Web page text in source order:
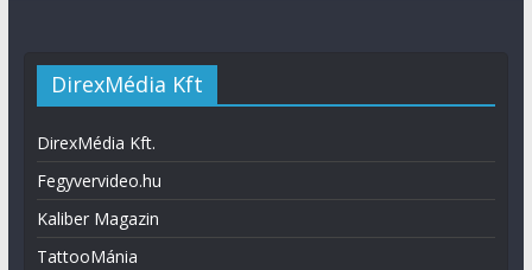
DirexMédia Kft
DirexMédia Kft.
Fegyvervideo.hu
Kaliber Magazin
TattooMánia